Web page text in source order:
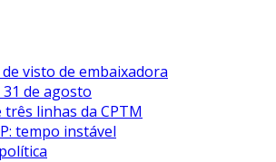
visto de embaixadora
de agosto
linhas da CPTM
tempo instável